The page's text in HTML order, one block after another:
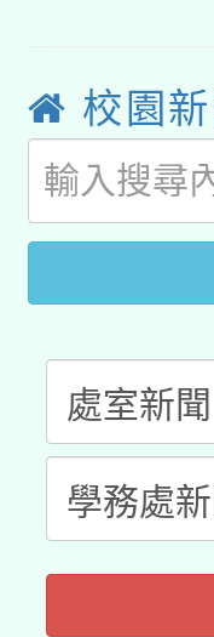
業成
族教
新北
師專
方素
函轉
族語
「族
轉知
文教
教育
年度
接種
月28
校園